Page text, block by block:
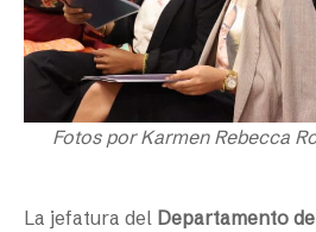
Fotos por Karmen Rebecca
La jefatura del Departamento